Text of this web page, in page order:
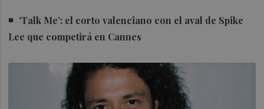
‘Talk Me’: el corto valenciano con el aval de Spike
Lee que competirá en Cannes